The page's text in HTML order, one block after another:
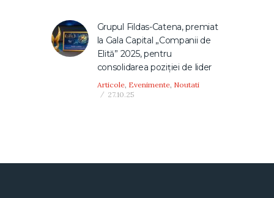
Grupul Fildas-Catena, premiat
la Gala Capital „Companii de
Elită” 2025, pentru
consolidarea poziției de lider
Articole, Evenimente, Noutati
27.10.25